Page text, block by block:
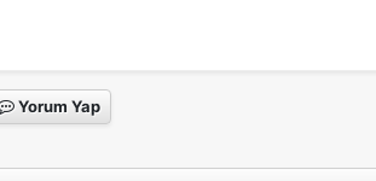
Yorum Yap